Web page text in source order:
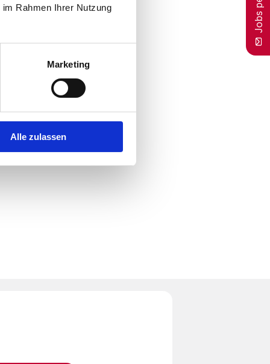
Rahmen Ihrer Nutzung
Marketing
Alle zulassen